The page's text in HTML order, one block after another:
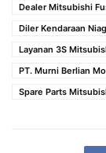
Dealer Mitsubishi
Diler Kendaraan
Layanan 3S
PT. Murni Berlian
Spare Parts